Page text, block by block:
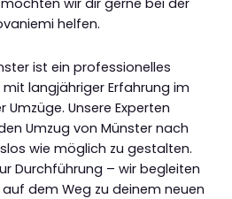
wir dir gerne bei der
helfen.
ist ein professionelles
langjähriger Erfahrung im
Unsere Experten
Umzug von Münster nach
wie möglich zu gestalten.
Durchführung – wir begleiten
dem Weg zu deinem neuen